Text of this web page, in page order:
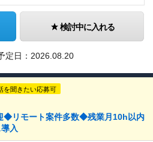
検討中に入れる
定日： 2026.08.20
を聞きたい応募可
◆リモート案件多数◆残業月10h以内
入